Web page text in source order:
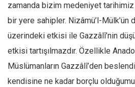
zamanda bizim medeniyet
bir yere sahipler. Nizâmü’l-
üzerindeki etkisi ile Gazzâlî’nin
etkisi tartışılmazdır. Özellikle
Müslümanların Gazzâlî’den
kendisine ne kadar borçlu